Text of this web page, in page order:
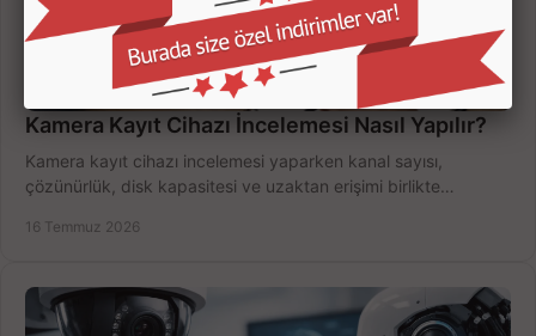
Kamera Kayıt Cihazı İncelemesi Nasıl Yapılır?
Kamera kayıt cihazı incelemesi yaparken kanal sayısı,
çözünürlük, disk kapasitesi ve uzaktan erişimi birlikte
16 Temmuz 2026